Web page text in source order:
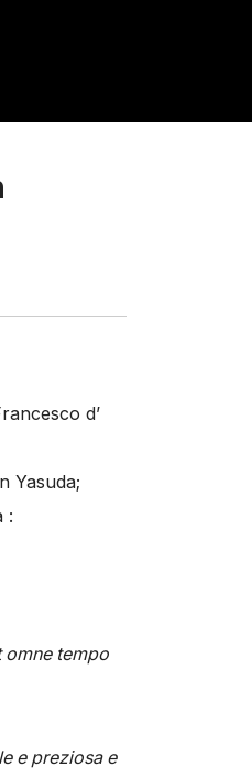
d’
Yasuda;
:
omne tempo
e preziosa e